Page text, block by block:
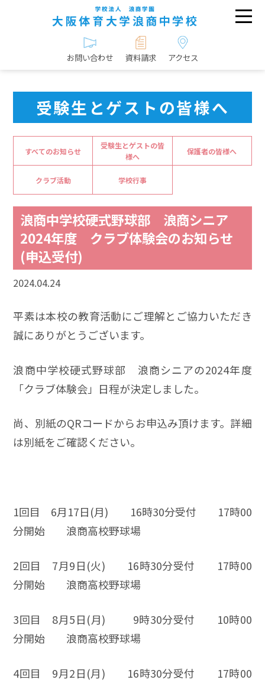
お問い合わせ 資料請求 アクセス
受験生とゲストの皆様へ
すべてのお知らせ
受験生とゲストの皆
様へ
保護者の皆様へ
クラブ活動 学校行事
浪商中学校硬式野球部 浪商シニア
2024年度 クラブ体験会のお知らせ
(申込受付)
2024.04.24
平素は本校の教育活動にご理解とご協力いただき
誠にありがとうございます。
浪商中学校硬式野球部 浪商シニアの2024年度
「クラブ体験会」日程が決定しました。
尚、別紙のQRコードからお申込み頂けます。詳細
は別紙をご確認ください。
1回目 6月17日(月) 16時30分受付 17時00
分開始 浪商高校野球場
2回目 7月9日(火) 16時30分受付 17時00
分開始 浪商高校野球場
3回目 8月5日(月) 9時30分受付 10時00
分開始 浪商高校野球場
4回目 9月2日(月) 16時30分受付 17時00